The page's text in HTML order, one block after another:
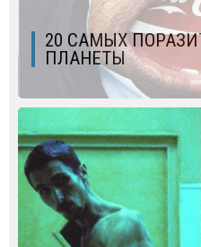
20 САМЫХ
ПЛАНЕТЫ